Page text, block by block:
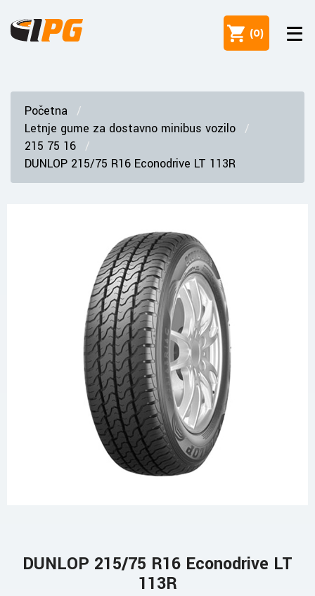
(0)
Početna
Letnje gume za dostavno minibus vozilo
215 75 16
DUNLOP 215/75 R16 Econodrive LT 113R
DUNLOP 215/75 R16 Econodrive LT
113R